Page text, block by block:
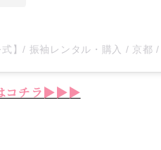
コチラ▶▶▶